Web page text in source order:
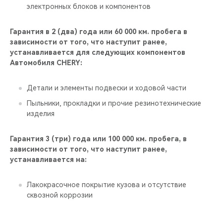
электронных блоков и компонентов
Гарантия в 2 (два) года или 60 000 км. пробега в
зависимости от того, что наступит ранее,
устанавливается для следующих компонентов
Автомобиля CHERY:
Детали и элементы подвески и ходовой части
Пыльники, прокладки и прочие резинотехнические
изделия
Гарантия 3 (три) года или 100 000 км. пробега, в
зависимости от того, что наступит ранее,
устанавливается на:
Лакокрасочное покрытие кузова и отсутствие
сквозной коррозии